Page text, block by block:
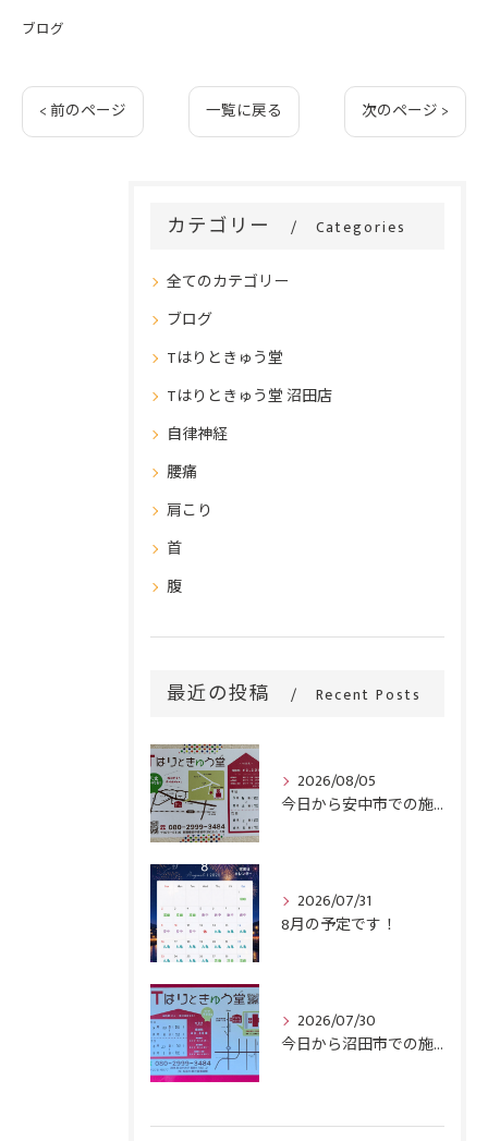
ブログ
< 前のページ 一覧に戻る 次のページ >
カテゴリー Categories
全てのカテゴリー
ブログ
Tはりときゅう堂
Tはりときゅう堂 沼田店
自律神経
腰痛
肩こり
首
腹
最近の投稿 Recent Posts
2026/08/05
今日から安中市での施術がスタートです！
2026/07/31
8月の予定です！
2026/07/30
今日から沼田市での施術がスタートです！